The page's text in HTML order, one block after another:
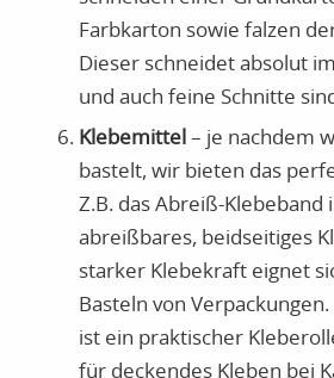
Farbkarton sowie falzen
Dieser schneidet absolut
und auch feine Schnitte
Klebemittel – je nachdem
bastelt, wir bieten das
Z.B. das Abreiß-Klebeband
abreißbares, beidseitiges
starker Klebekraft eignet
Basteln von
ist ein praktischer
für deckendes Kleben bei